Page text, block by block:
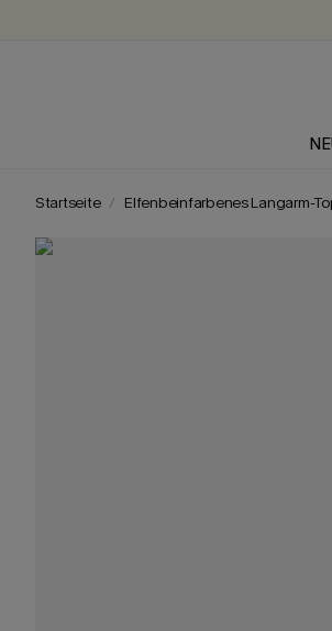
Startseite Elfenbeinfarbenes Langarm-